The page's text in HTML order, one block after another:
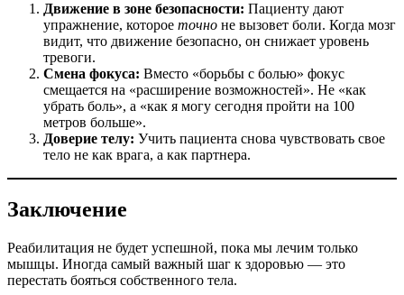
Движение в зоне безопасности: Пациенту дают
упражнение, которое точно не вызовет боли. Когда мозг
видит, что движение безопасно, он снижает уровень
тревоги.
Смена фокуса: Вместо «борьбы с болью» фокус
смещается на «расширение возможностей». Не «как
убрать боль», а «как я могу сегодня пройти на 100
метров больше».
Доверие телу: Учить пациента снова чувствовать свое
тело не как врага, а как партнера.
Заключение
Реабилитация не будет успешной, пока мы лечим только
мышцы. Иногда самый важный шаг к здоровью — это
перестать бояться собственного тела.